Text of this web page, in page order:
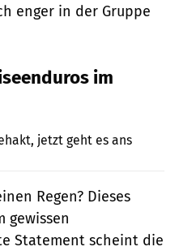
enger in der Gruppe
im
jetzt geht es ans
Regen? Dieses
gewissen
Statement scheint die